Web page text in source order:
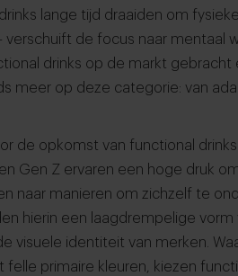
lange tijd draaiden om
de focus naar mentaal
drinks op de markt gebracht
meer op deze categorie: van
de opkomst van functional
en Gen Z ervaren een hoge druk
naar manieren om zichzelf te
hierin een laagdrempelige vorm
visuele identiteit van merken.
primaire kleuren, kiezen